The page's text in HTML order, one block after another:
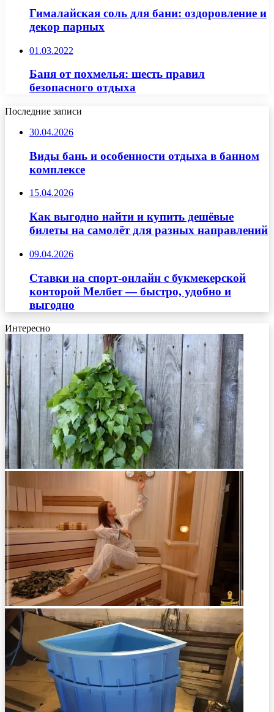
Гималайская соль для бани: оздоровление и
декор парных
01.03.2022
Баня от похмелья: шесть правил
безопасного отдыха
Последние записи
30.04.2026
Виды бань и особенности отдыха в банном
комплексе
15.04.2026
Как выгодно найти и купить дешёвые
билеты на самолёт для разных направлений
09.04.2026
Ставки на спорт-онлайн с букмекерской
конторой Мелбет — быстро, удобно и
выгодно
Интересно